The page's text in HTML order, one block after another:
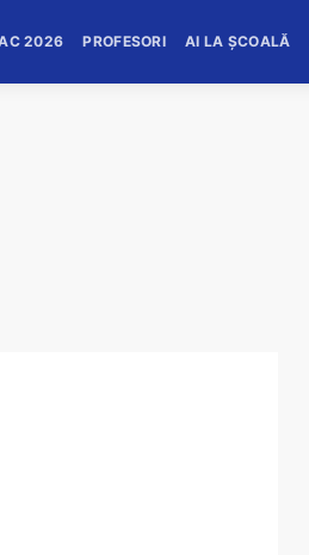
2026 PROFESORI AI LA ȘCOALĂ